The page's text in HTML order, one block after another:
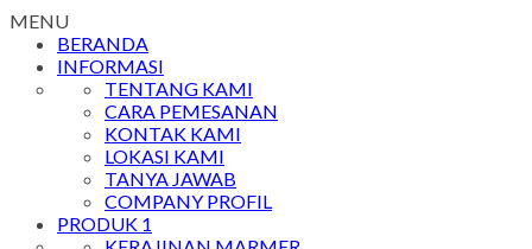
MENU
BERANDA
INFORMASI
TENTANG KAMI
CARA PEMESANAN
KONTAK KAMI
LOKASI KAMI
TANYA JAWAB
COMPANY PROFIL
PRODUK 1